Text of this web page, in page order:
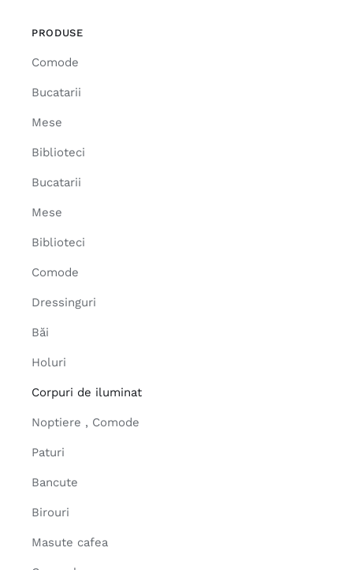
PRODUSE
Comode
Bucatarii
Mese
Biblioteci
Bucatarii
Mese
Biblioteci
Comode
Dressinguri
Băi
Holuri
Corpuri de iluminat
Noptiere , Comode
Paturi
Bancute
Birouri
Masute cafea